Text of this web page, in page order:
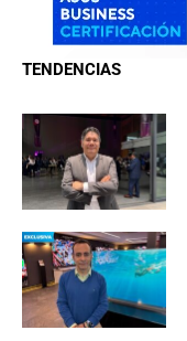
TENDENCIAS